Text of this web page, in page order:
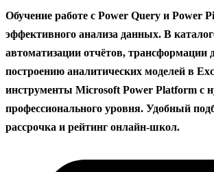
Обучение работе с Power Query и Power
эффективного анализа данных. В
автоматизации отчётов, трансформации
построению аналитических моделей в
инструменты Microsoft Power Platform с
профессионального уровня. Удобный
рассрочка и рейтинг онлайн-школ.